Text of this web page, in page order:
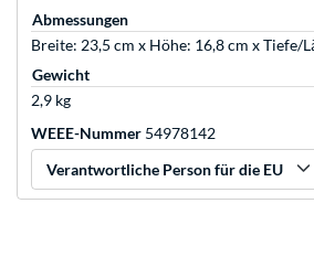
Abmessungen
Breite: 23,5 cm x Höhe: 16,8 cm x Tiefe/
Gewicht
2,9 kg
WEEE-Nummer 54978142
Verantwortliche Person für die EU